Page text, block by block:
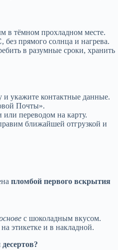
в тёмном прохладном месте.
, без прямого солнца и нагрева.
в разумные сроки, хранить
и укажите контактные данные.
Почты».
переводом на карту.
ближайшей отгрузкой и
пломбой первого вскрытия
с шоколадным вкусом.
этикетке и в накладной.